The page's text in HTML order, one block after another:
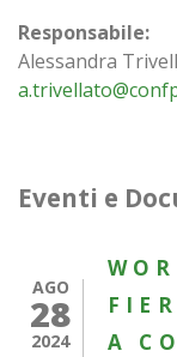
Responsabile:
Alessandra
Eventi e
AGO
28
2024
A